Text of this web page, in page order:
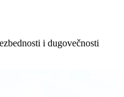
i dugovečnosti